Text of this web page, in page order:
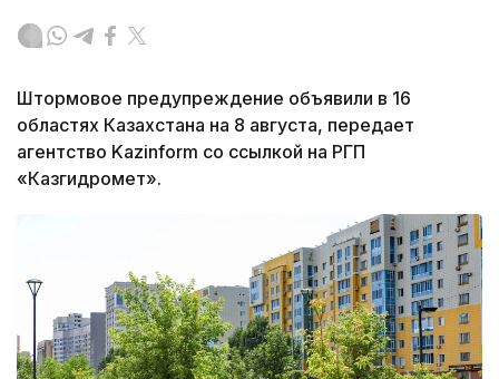
Штормовое предупреждение объявили в 16
областях Казахстана на 8 августа, передает
агентство Kazinform со ссылкой на РГП
«Казгидромет».